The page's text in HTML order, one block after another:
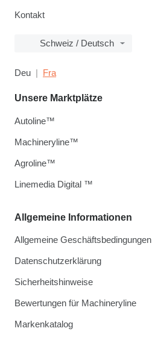
Kontakt
Schweiz / Deutsch
Deu Fra
Allgemeine Informationen
Allgemeine Geschäftsbedingungen
Datenschutzerklärung
Sicherheitshinweise
Bewertungen für Machineryline
Markenkatalog
Unsere Marktplätze
Autoline™
Machineryline™
Agroline™
Linemedia Digital ™